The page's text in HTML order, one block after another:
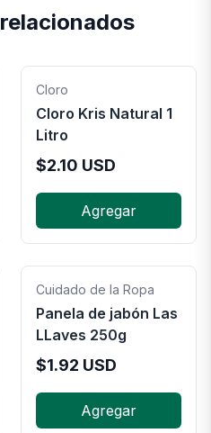
Cloro
Cloro Kris Natural 1
Litro
$2.10 USD
Agregar
Cuidado de la Ropa
Panela de jabón Las
LLaves 250g
$1.92 USD
Agregar